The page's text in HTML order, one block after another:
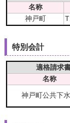
名称
神戸町
特別会計
適格請求
名称
神戸町公共下